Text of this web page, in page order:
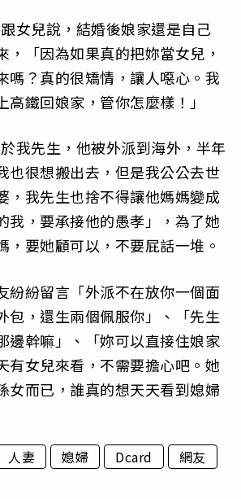
女兒說，結婚後娘家還是自己
，「因為如果真的把妳當女兒，
嗎？真的很矯情，讓人噁心。我
高鐵回娘家，管你怎麼樣！」
我先生，他被外派到海外，半年
也很想搬出去，但是我公公去世
，我先生也捨不得讓他媽媽變成
我，要承接他的愚孝」，為了她
，要她顧可以，不要屁話一堆。
紛紛留言「外派不在放你一個面
包，還生兩個佩服你」、「先生
邊幹嘛」、「妳可以直接住娘家
有女兒來看，不需要擔心吧。她
女而已，誰真的想天天看到媳婦
人妻 媳婦 Dcard 網友